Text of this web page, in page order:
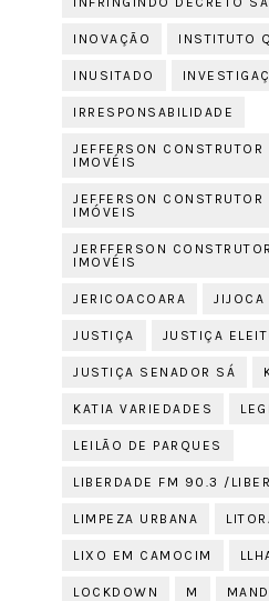
INOVAÇÃO INSTITUTO
INUSITADO
IRRESPONSABILIDADE
JEFFERSON CONSTRUTOR
IMOVÉIS
JEFFERSON CONSTRUTOR
IMÓVEIS
JERFFERSON
IMOVÉIS
JERICOACOARA JIJOCA
JUSTIÇA JUSTIÇA
JUSTIÇA SENADOR SÁ
KATIA VARIEDADES
LEILÃO DE PARQUES
LIBERDADE FM 90.3 /
LIMPEZA URBANA
LIXO EM CAMOCIM
LOCKDOWN M